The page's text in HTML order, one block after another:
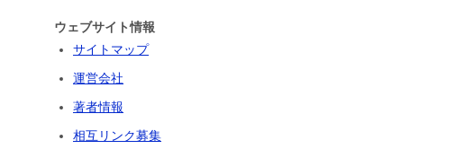
ウェブサイト情報
サイトマップ
運営会社
著者情報
相互リンク募集